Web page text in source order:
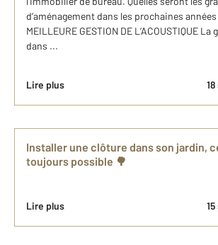
d’aménagement dans les prochaines années
MEILLEURE GESTION DE L’ACOUSTIQUE
dans ...
Lire plus
Installer une clôture dans son jardin,
toujours possible 🌳
Lire plus